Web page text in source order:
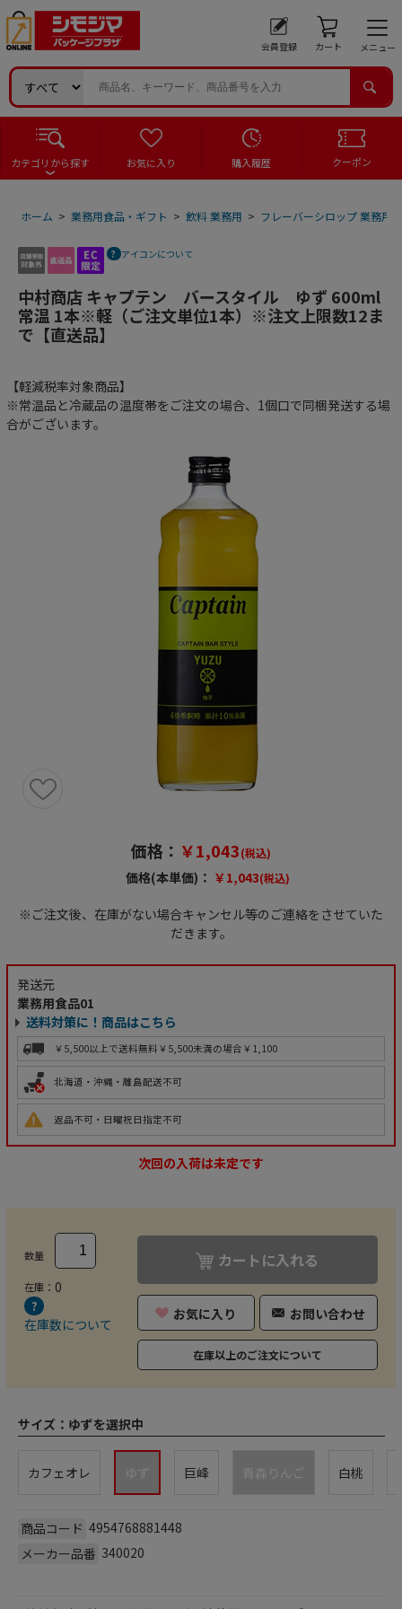
会員登録 カート メニュー
カテゴリから探す お気に入り 購入履歴 クーポン
ホーム > 業務用食品・ギフト > 飲料 業務用 > フレーバーシロップ 業務用
アイコンについて
中村商店 キャプテン バースタイル ゆず 600ml
常温 1本※軽（ご注文単位1本）※注文上限数12ま
で【直送品】
【軽減税率対象商品】
※常温品と冷蔵品の温度帯をご注文の場合、1個口で同梱発送する場
合がございます。
価格： ￥1,043(税込)
価格(本単価)： ￥1,043(税込)
※ご注文後、在庫がない場合キャンセル等のご連絡をさせていた
だきます。
発送元
業務用食品01
送料対策に！商品はこちら
￥5,500以上で送料無料 ￥5,500未満の場合￥1,100
北海道・沖縄・離島配送不可
返品不可・日曜祝日指定不可
次回の入荷は未定です
数量
在庫： 0
在庫数について
カートに入れる
お気に入り お問い合わせ
在庫以上のご注文について
サイズ： ゆずを選択中
カフェオレ ゆず 巨峰 青森りんご 白桃
商品コード 4954768881448
メーカー品番 340020